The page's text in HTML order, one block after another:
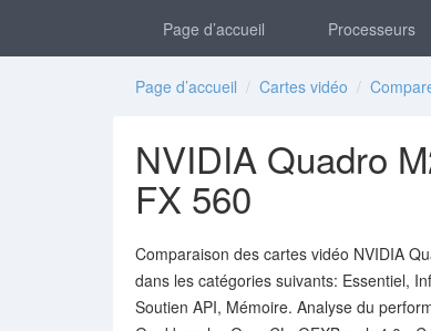
Page d’accueil Processeurs
Page d’accueil / Cartes vidéo /
NVIDIA Quadro
FX 560
Comparaison des cartes vidéo NVIDIA
dans les catégories suivants: Essentiel,
Soutien API, Mémoire. Analyse du